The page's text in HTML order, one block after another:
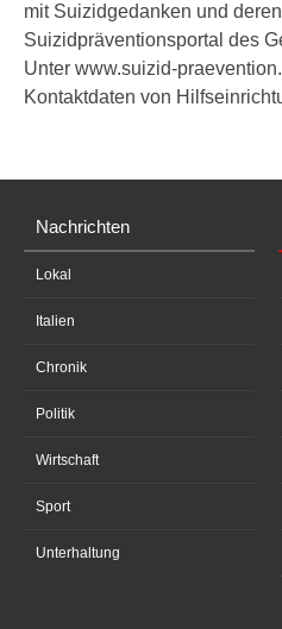
mit Suizidgedanken und
Suizidpräventionsportal des
Unter www.suizid-
Kontaktdaten von
Nachrichten
Lokal
Italien
Chronik
Politik
Wirtschaft
Sport
Unterhaltung